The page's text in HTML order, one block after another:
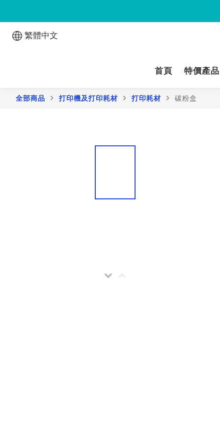
繁體中文
首頁 特價產品
全部商品 打印機及打印耗材 打印耗材 碳粉盒